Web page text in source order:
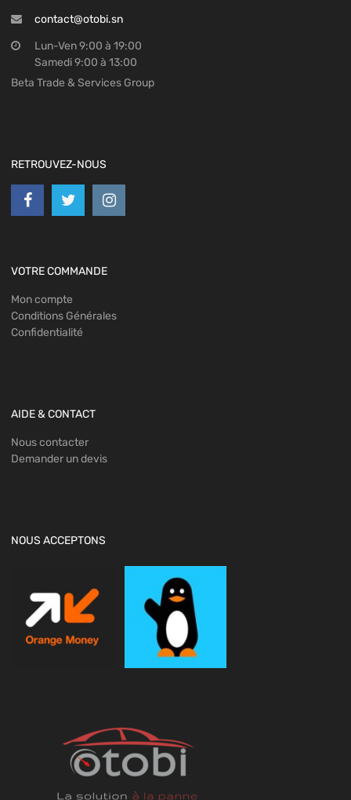
contact@otobi.sn
Lun-Ven 9:00 à 19:00
Samedi 9:00 à 13:00
Beta Trade & Services Group
RETROUVEZ-NOUS
VOTRE COMMANDE
Mon compte
Conditions Générales
Confidentialité
AIDE & CONTACT
Nous contacter
Demander un devis
NOUS ACCEPTONS